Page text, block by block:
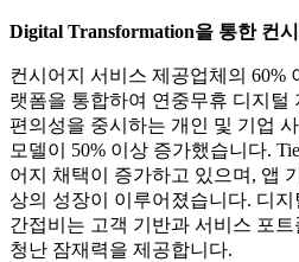
Digital Transformation을 통한 컨
컨시어지 서비스 제공업체의 60%
랫폼을 통합하여 연중무휴 디지털
편의성을 중시하는 개인 및 기업
모델이 50% 이상 증가했습니다.
어지 채택이 증가하고 있으며, 앱
상의 성장이 이루어졌습니다. 디
간접비는 고객 기반과 서비스 포
청난 잠재력을 제공합니다.